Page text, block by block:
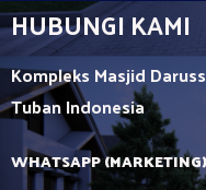
HUBUNGI KAMI
Kompleks Masjid
TubanIndonesia
WHATSAPP (MARKETING)